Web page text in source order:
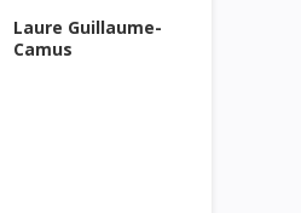
Laure Guillaume-
Camus